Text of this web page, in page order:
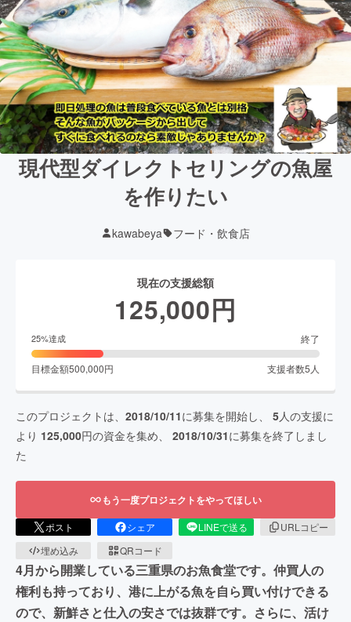
現代型ダイレクトセリングの魚屋
を作りたい
kawabeya フード・飲食店
現在の支援総額
125,000円
25%達成 終了
目標金額500,000円 支援者数5 人
このプロジェクトは、 2018/10/11に募集を開始し、 5人の支援に
より 125,000円の資金を集め、 2018/10/31に募集を終了しまし
た
もう一度プロジェクトをやってほしい
ポスト シェア LINEで送る
URLコピー
埋め込み
QRコード
4月から開業している三重県のお魚食堂です。仲買人の
権利も持っており、港に上がる魚を自ら買い付けできる
ので、新鮮さと仕入の安さでは抜群です。さらに、活け